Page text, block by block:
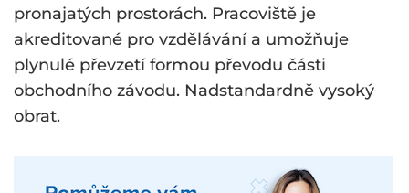
pronajatých prostorách. Pracoviště je
akreditované pro vzdělávání a umožňuje
plynulé převzetí formou převodu části
obchodního závodu. Nadstandardně vysoký
obrat.